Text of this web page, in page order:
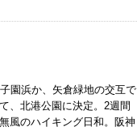
園浜か、矢倉緑地の交互で
、北港公園に決定。2週間
風のハイキング日和。阪神